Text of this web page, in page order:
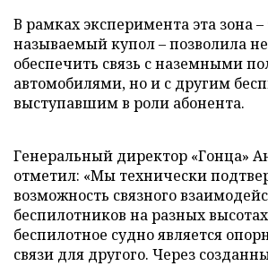
В рамках эксперимента эта зона –
называемый купол – позволила
обеспечить связь с наземными
автомобилями, но и с другим
выступавшим в роли абонента.
Генеральный директор «Гонца»
отметил: «Мы технически
возможность связного
беспилотников на разных
беспилотное судно является
связи для другого. Через